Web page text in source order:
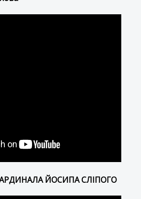
ЙОСИПА СЛІПОГО